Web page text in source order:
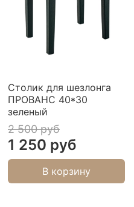
Столик для шезлонга
ПРОВАНС 40*30
зеленый
2 500 руб
1 250 руб
В корзину